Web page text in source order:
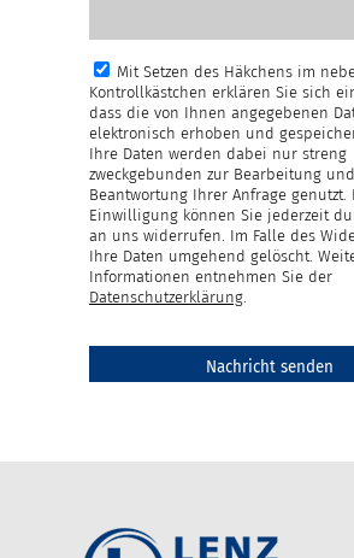
Mit Setzen des Häkchens im
Kontrollkästchen erklären Sie sich
dass die von Ihnen angegebenen
elektronisch erhoben und
Ihre Daten werden dabei nur streng
zweckgebunden zur Bearbeitung und
Beantwortung Ihrer Anfrage genutzt.
Einwilligung können Sie jederzeit
an uns widerrufen. Im Falle des
Ihre Daten umgehend gelöscht.
Informationen entnehmen Sie der
Datenschutzerklärung